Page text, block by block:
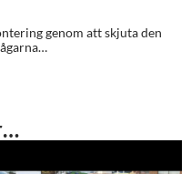
genom att skjuta den